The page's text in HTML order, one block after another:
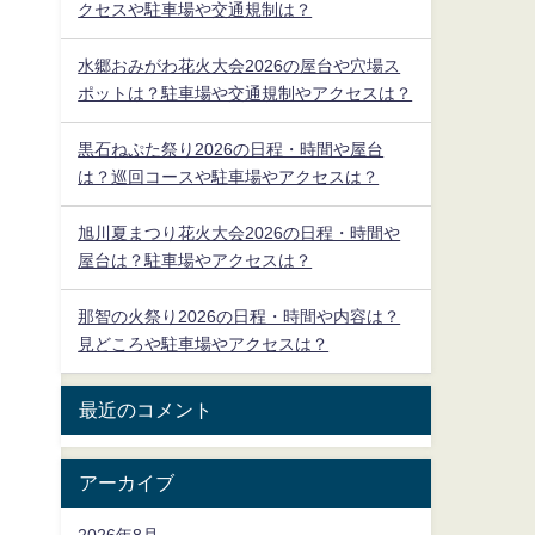
クセスや駐車場や交通規制は？
水郷おみがわ花火大会2026の屋台や穴場ス
ポットは？駐車場や交通規制やアクセスは？
黒石ねぷた祭り2026の日程・時間や屋台
は？巡回コースや駐車場やアクセスは？
旭川夏まつり花火大会2026の日程・時間や
屋台は？駐車場やアクセスは？
那智の火祭り2026の日程・時間や内容は？
見どころや駐車場やアクセスは？
最近のコメント
アーカイブ